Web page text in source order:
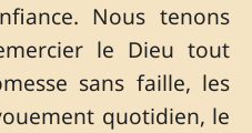
Nous tenons
le Dieu tout
sans faille, les
quotidien, le